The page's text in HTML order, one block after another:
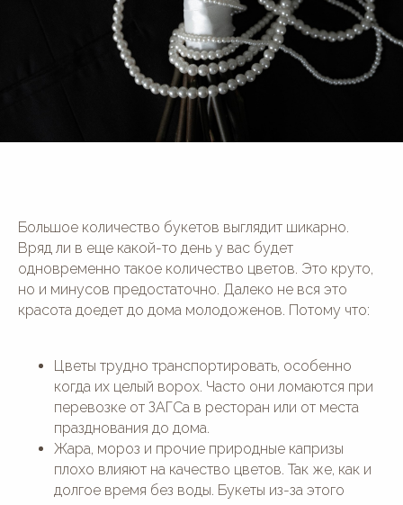
Большое количество букетов выглядит шикарно.
Вряд ли в еще какой-то день у вас будет
одновременно такое количество цветов. Это круто,
но и минусов предостаточно. Далеко не вся это
красота доедет до дома молодоженов. Потому что:
Цветы трудно транспортировать, особенно
когда их целый ворох. Часто они ломаются при
перевозке от ЗАГСа в ресторан или от места
празднования до дома.
Жара, мороз и прочие природные капризы
плохо влияют на качество цветов. Так же, как и
долгое время без воды. Букеты из-за этого